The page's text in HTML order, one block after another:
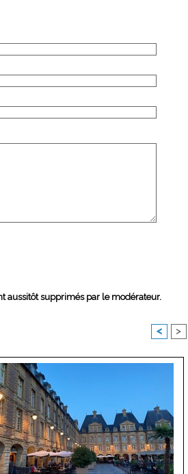
aussitôt supprimés par le modérateur.
< >